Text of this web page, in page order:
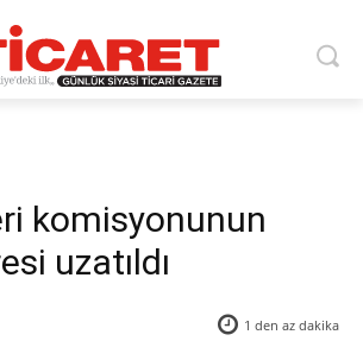
komisyonunun
uzatıldı
1 den az dakika